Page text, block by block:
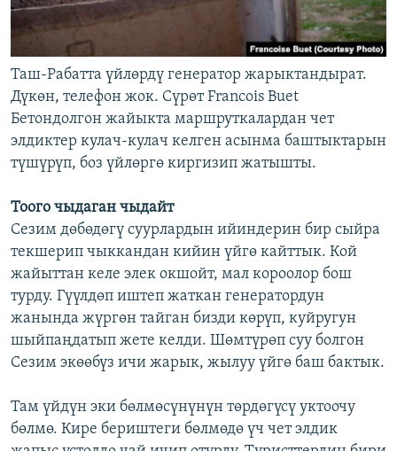
Таш-Рабатта үйлөрдү генератор жарыктандырат.
Дүкөн, телефон жок. Сүрөт Francois Buet
Бетондолгон жайыкта маршруткалардан чет
элдиктер кулач-кулач келген асынма баштыктарын
түшүрүп, боз үйлөргө киргизип жатышты.
Тоого чыдаган чыдайт
Сезим дөбөдөгү суурлардын ийиндерин бир сыйра
текшерип чыккандан кийин үйгө кайттык. Кой
жайыттан келе элек окшойт, мал короолор бош
турду. Гүүлдөп иштеп жаткан генератордун
жанында жүргөн тайган бизди көрүп, куйругун
шыйпаңдатып жете келди. Шөмтүрөп суу болгон
Сезим экөөбүз ичи жарык, жылуу үйгө баш бактык.
Там үйдүн эки бөлмөсүнүнүн төрдөгүсү уктоочу
бөлмө. Кире бериштеги бөлмөдө үч чет элдик